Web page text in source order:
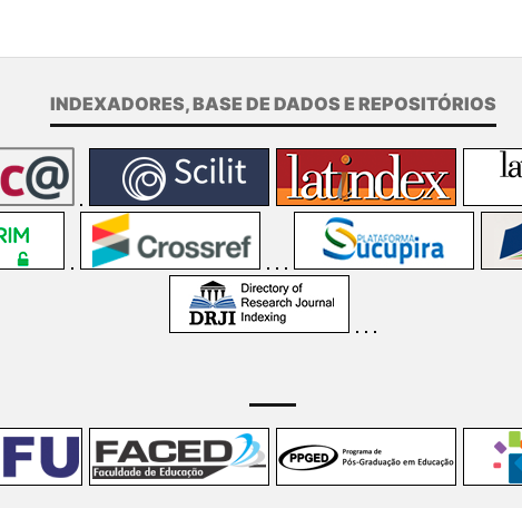
INDEXADORES, BASE DE DADOS E REPOSITÓRIOS